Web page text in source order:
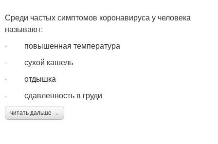
Среди частых симптомов коронавируса у человека
называют:
· повышенная температура
· сухой кашель
· отдышка
· сдавленность в груди
читать дальше →